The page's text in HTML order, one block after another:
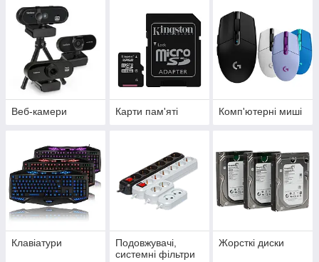
Веб-камери Карти пам'яті Комп'ютерні миші
Клавіатури
Подовжувачі,
системні фільтри
Жорсткі диски